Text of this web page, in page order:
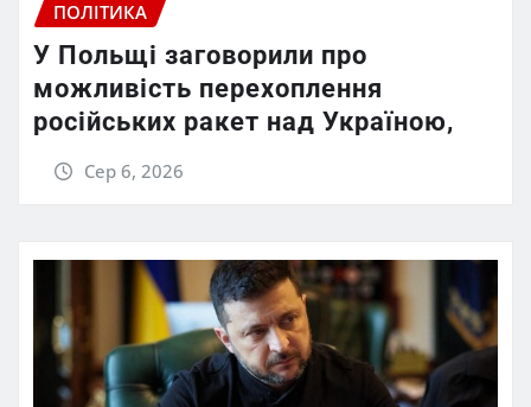
ПОЛІТИКА
У Польщі заговорили про
можливість перехоплення
російських ракет над Україною,
Сер 6, 2026